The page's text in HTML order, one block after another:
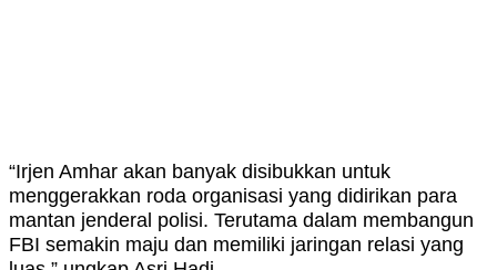
“Irjen Amhar akan banyak disibukkan untuk
menggerakkan roda organisasi yang didirikan para
mantan jenderal polisi. Terutama dalam membangun
FBI semakin maju dan memiliki jaringan relasi yang